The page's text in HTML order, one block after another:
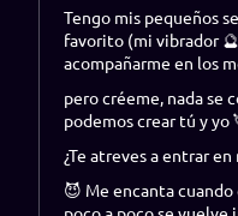
Tengo mis pequeños
favorito (mi vibrador
acompañarme en los
pero créeme, nada se
podemos crear tú y yo
¿Te atreves a entrar
😈 Me encanta